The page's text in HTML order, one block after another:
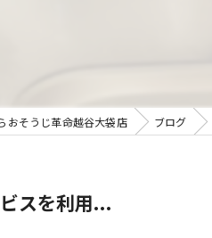
おそうじ革命越谷大袋店 ブログ
スを利用...